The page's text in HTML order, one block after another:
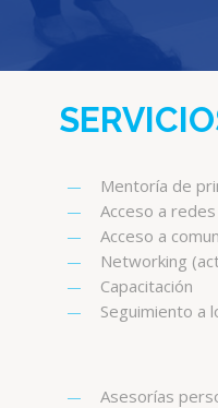
Mentoría de
Acceso a
Acceso a
Networking
Capacitación
Seguimiento a
Asesorías